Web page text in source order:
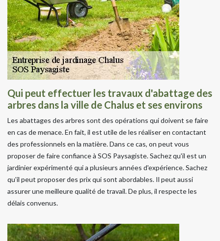
Qui peut effectuer les travaux d'abattage des
arbres dans la ville de Chalus et ses environs
Les abattages des arbres sont des opérations qui doivent se faire
en cas de menace. En fait, il est utile de les réaliser en contactant
des professionnels en la matière. Dans ce cas, on peut vous
proposer de faire confiance à SOS Paysagiste. Sachez qu'il est un
jardinier expérimenté qui a plusieurs années d'expérience. Sachez
qu'il peut proposer des prix qui sont abordables. Il peut aussi
assurer une meilleure qualité de travail. De plus, il respecte les
délais convenus.